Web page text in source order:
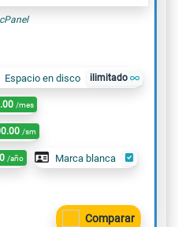
Espacio en disco ilimitado
/mes
/sm
/año Marca blanca
Comparar